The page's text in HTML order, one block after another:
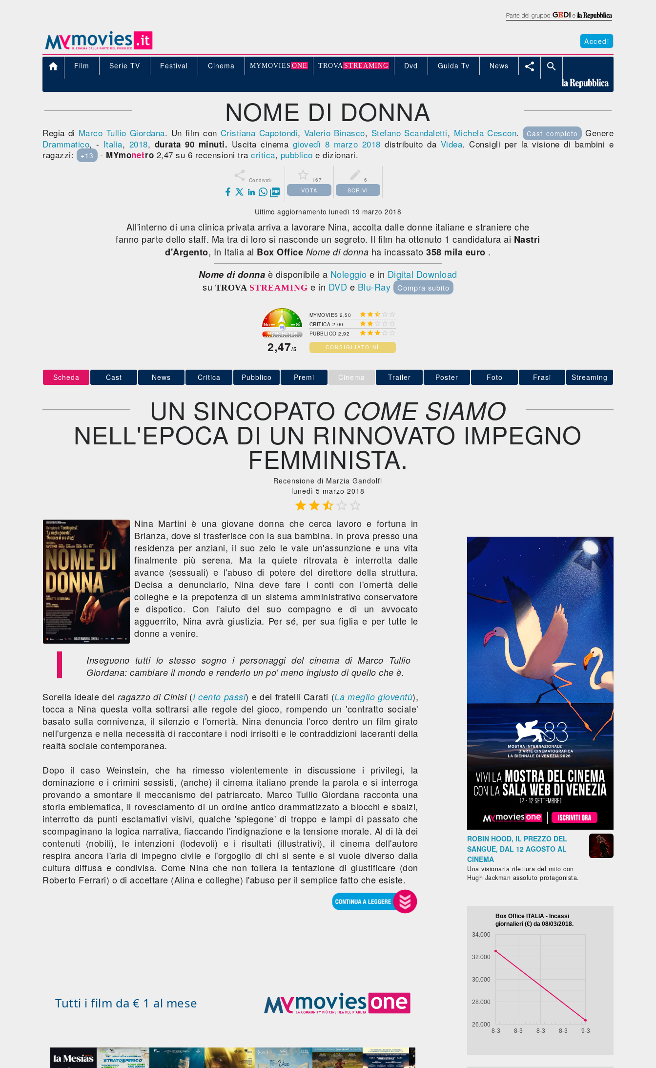
Accedi
 Film Serie TV Festival Cinema MYMOVIE S ONE TROVA STREAMING Dvd Guida Tv News  
NOME DI DONNA
Regia di Marco Tullio Giordana. Un film con Cristiana Capotondi, Valerio Binasco, Stefano Scandaletti, Michela Cescon. Cast completo Genere
Drammatico, - Italia, 2018, durata 90 minuti. Uscita cinema giovedì 8 marzo 2018 distribuito da Videa. Consigli per la visione di bambini e
ragazzi:
+13 - MYmonetro 2,47 su 6 recensioni tra critica, pubblico e dizionari.
 Condividi

 167
VOTA
 6
SCRIVI
Ultimo aggiornamento lunedì 19 marzo 2018
All'interno di una clinica privata arriva a lavorare Nina, accolta dalle donne italiane e straniere che
fanno parte dello staff. Ma tra di loro si nasconde un segreto. Il film ha ottenuto 1 candidatura ai Nastri
d'Argento, In Italia al Box Office Nome di donna ha incassato358 mila euro .
Nome di donna è disponibile a Noleggio e in Digital Download
su TROVA STREAMING e in DVD e Blu-Ray Compra subito
2,47/5
MYMOVIES 2,50   
CRITICA 2,00    
PUBBLICO 2,92   
CONSIGLIATO NÌ
Scheda Cast News Critica Pubblico Premi Cinema Trailer Poster Foto Frasi Streaming
UN SINCOPATO COME SIAMO
NELL'EPOCA DI UN RINNOVATO IMPEGNO
FEMMINISTA.
Recensione di Marzia Gandolfi
lunedì 5 marzo 2018
  
Nina Martini è una giovane donna che cerca lavoro e fortuna in
Brianza, dove si trasferisce con la sua bambina. In prova presso una
residenza per anziani, il suo zelo le vale un'assunzione e una vita
finalmente più serena. Ma la quiete ritrovata è interrotta dalle
avance (sessuali) e l'abuso di potere del direttore della struttura.
Decisa a denunciarlo, Nina deve fare i conti con l'omertà delle
colleghe e la prepotenza di un sistema amministrativo conservatore
e dispotico. Con l'aiuto del suo compagno e di un avvocato
agguerrito, Nina avrà giustizia. Per sé, per sua figlia e per tutte le
donne a venire.
Inseguono tutti lo stesso sogno i personaggi del cinema di Marco Tullio
Giordana: cambiare il mondo e renderlo un po' meno ingiusto di quello che è.
Sorella ideale del ragazzo di Cinisi(I cento passi) e dei fratelli Carati (La meglio gioventù),
tocca a Nina questa volta sottrarsi alle regole del gioco, rompendo un 'contratto sociale'
basato sulla connivenza, il silenzio e l'omertà. Nina denuncia l'orco dentro un film girato
nell'urgenza e nella necessità di raccontare i nodi irrisolti e le contraddizioni laceranti della
realtà sociale contemporanea.
Dopo il caso Weinstein, che ha rimesso violentemente in discussione i privilegi, la
dominazione e i crimini sessisti, (anche) il cinema italiano prende la parola e si interroga
provando a smontare il meccanismo del patriarcato. Marco Tullio Giordana racconta una
storia emblematica, il rovesciamento di un ordine antico drammatizzato a blocchi e sbalzi,
interrotto da punti esclamativi visivi, qualche 'spiegone' di troppo e lampi di passato che
scompaginano la logica narrativa, fiaccando l'indignazione e la tensione morale. Al di là dei
contenuti (nobili), le intenzioni (lodevoli) e i risultati (illustrativi), il cinema dell'autore
respira ancora l'aria di impegno civile e l'orgoglio di chi si sente e si vuole diverso dalla
cultura diffusa e condivisa. Come Nina che non tollera la tentazione di giustificare (don
Roberto Ferrari) o di accettare (Alina e colleghe) l'abuso per il semplice fatto che esiste.
Tutti i film da € 1 al mese
ROBIN HOOD, IL PREZZO DEL
SANGUE, DAL 12 AGOSTO AL
CINEMA
Una visionaria rilettura del mito con
Hugh Jackman assoluto protagonista.